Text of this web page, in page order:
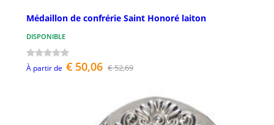
Médaillon de confrérie Saint Honoré laiton
DISPONIBLE
À partir de € 50,06 € 52,69